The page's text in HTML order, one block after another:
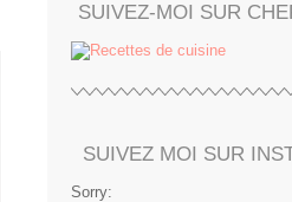
SUIVEZ-MOI SUR
SUIVEZ MOI SUR
Sorry: